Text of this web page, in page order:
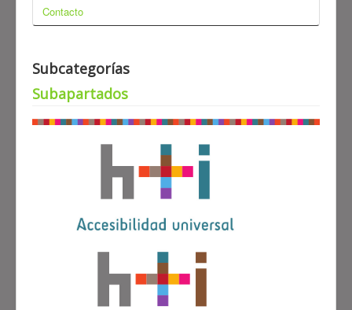
Contacto
Subcategorías
Subapartados